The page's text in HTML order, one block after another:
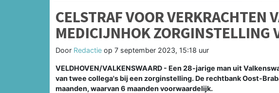
CELSTRAF VOOR VERKRACHTEN
MEDICIJNHOK ZORGINSTELLING
Door Redactie op 7 september 2023, 15:18 uur
VELDHOVEN/VALKENSWAARD - Een 28-jarige man uit
van twee collega's bij een zorginstelling. De rechtbank Oost-
maanden, waarvan 6 maanden voorwaardelijk.